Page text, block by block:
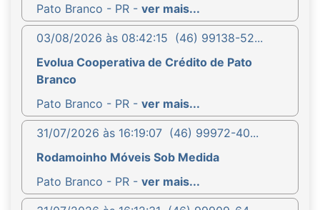
Pato Branco - PR - ver mais...
03/08/2026 às 08:42:15 (46) 99138-52...
Evolua Cooperativa de Crédito de Pato
Branco
Pato Branco - PR - ver mais...
31/07/2026 às 16:19:07 (46) 99972-40...
Rodamoinho Móveis Sob Medida
Pato Branco - PR - ver mais...